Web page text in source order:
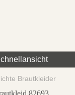
Brautkleider